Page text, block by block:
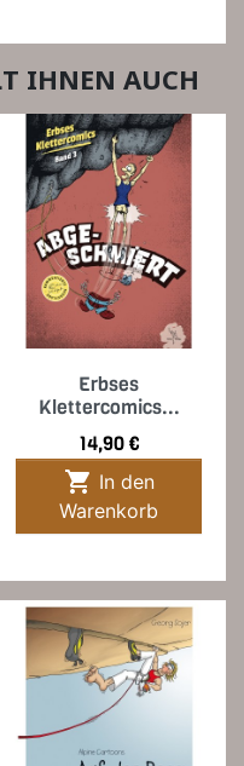
IHNEN AUCH
Erbses
Klettercomics...
Preis
14,90 €

Warenkorb